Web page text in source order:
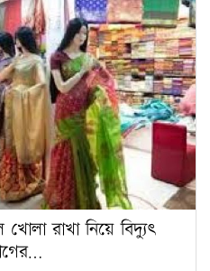
রাখা নিয়ে বিদ্যুৎ